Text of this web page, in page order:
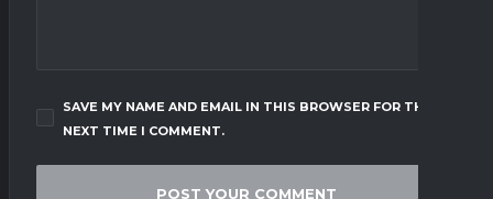
SAVE MY NAME AND EMAIL IN THIS BROWSER FOR THE
NEXT TIME I COMMENT.